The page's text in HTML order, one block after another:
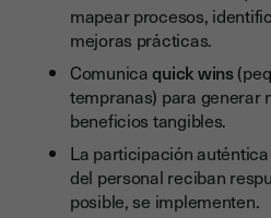
mapear procesos,
mejoras prácticas.
Comunicaquick wins
tempranas) para generar
beneficios tangibles.
La participación
del personal reciban
posible, se implementen.